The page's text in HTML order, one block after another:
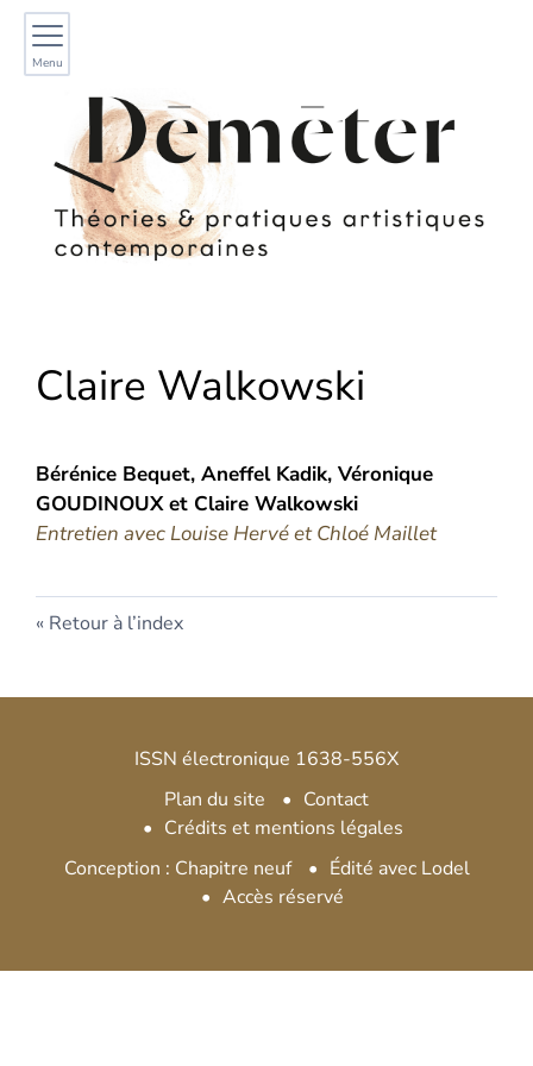
Menu
Claire Walkowski
Bérénice Bequet, Aneffel Kadik, Véronique
GOUDINOUXet Claire Walkowski
Entretien avec Louise Hervé et Chloé Maillet
Retour à l’index
ISSN électronique 1638-556X
Plan du site
Contact
Crédits et mentions légales
Conception : Chapitre neuf
Édité avec Lodel
Accès réservé